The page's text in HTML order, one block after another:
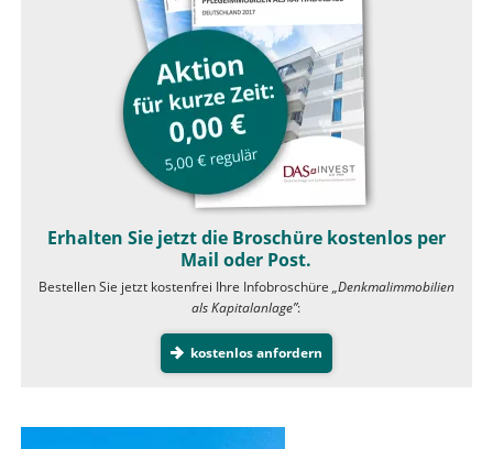
Erhalten Sie jetzt die Broschüre kostenlos per
Mail oder Post.
Bestellen Sie jetzt kostenfrei Ihre Infobroschüre „Denkmalimmobilien
als Kapitalanlage”:
kostenlos anfordern